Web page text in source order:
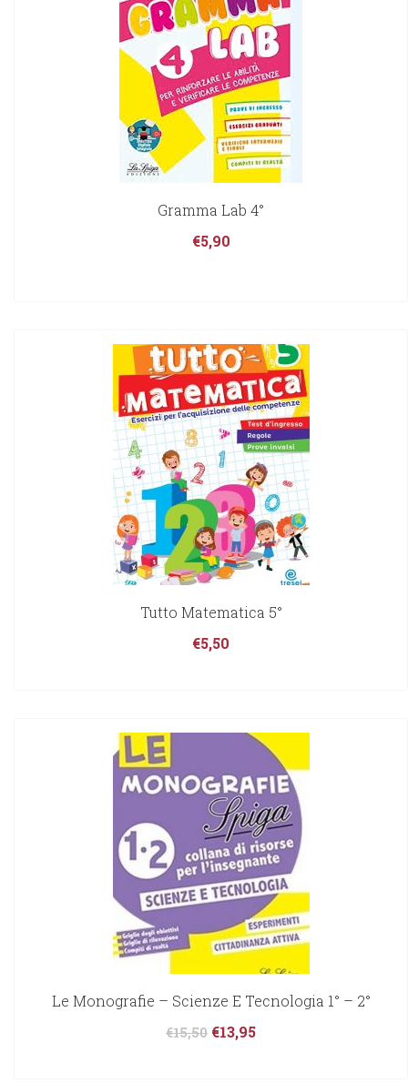
Gramma Lab 4°
€5,90
Tutto Matematica 5°
€5,50
Le Monografie – Scienze E Tecnologia 1° – 2°
€15,50 €13,95